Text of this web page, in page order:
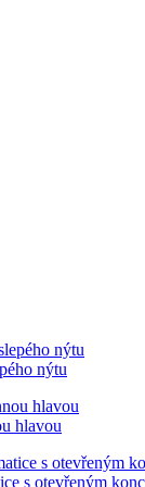
nýtu
hlavou
s otevřeným